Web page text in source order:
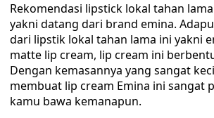
Rekomendasi lipstick lokal tahan
yakni datang dari brand emina.
dari lipstik lokal tahan lama ini yakni
matte lip cream, lip cream ini
Dengan kemasannya yang sangat
membuat lip cream Emina ini sangat
kamu bawa kemanapun.